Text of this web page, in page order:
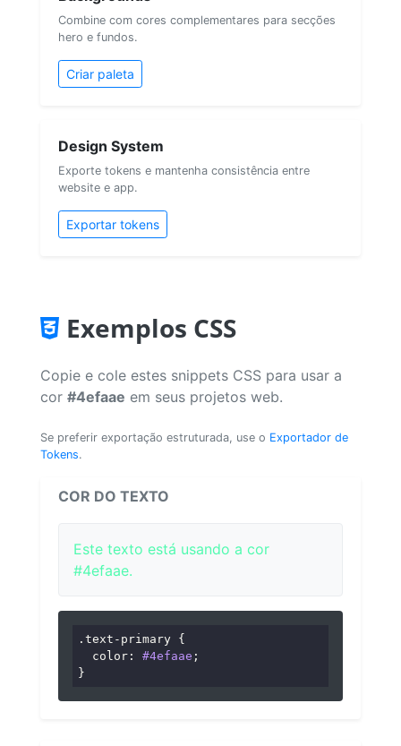
Combine com cores complementares para secções
hero e fundos.
Criar paleta
Design System
Exporte tokens e mantenha consistência entre
website e app.
Exportar tokens
Exemplos CSS
Copie e cole estes snippets CSS para usar a
cor #4efaae em seus projetos web.
Se preferir exportação estruturada, use o Exportador de
Tokens.
COR DO TEXTO
Este texto está usando a cor
#4efaae.
.text-primary {
color : #4efaae ;
}